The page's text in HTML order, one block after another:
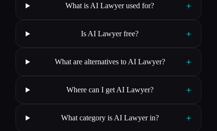
What is AI Lawyer used for? +
Is AI Lawyer free? +
What are alternatives to AI Lawyer? +
Where can I get AI Lawyer? +
What category is AI Lawyer in? +